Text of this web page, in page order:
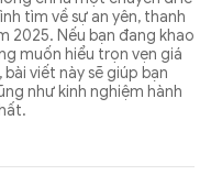
tìm về sự an yên, thanh
2025. Nếu bạn đang khao
muốn hiểu trọn vẹn giá
viết này sẽ giúp bạn
như kinh nghiệm hành